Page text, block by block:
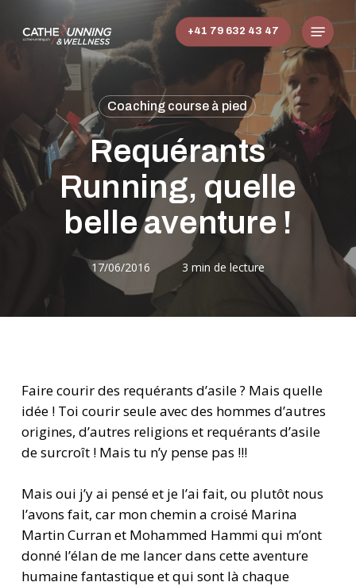
+41 79 632 43 47
Menu
Coaching course à pied
Requérants
Running, quelle
belle aventure !
17/06/2016 3 min de lecture
Faire courir des requérants d’asile ? Mais quelle
idée ! Toi courir seule avec des hommes d’autres
origines, d’autres religions et requérants d’asile
de surcroît ! Mais tu n’y pense pas !!!
Mais oui j’y ai pensé et je l’ai fait, ou plutôt nous
l’avons fait, car mon chemin a croisé Marina
Martin Curran et Mohammed Hammi qui m’ont
donné l’élan de me lancer dans cette aventure
humaine fantastique et qui sont là chaque